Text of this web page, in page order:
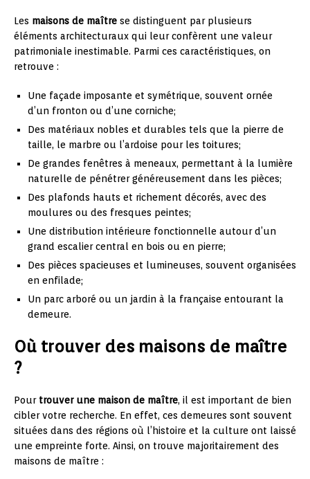
Les maisons de maître se distinguent par plusieurs
éléments architecturaux qui leur confèrent une valeur
patrimoniale inestimable. Parmi ces caractéristiques, on
retrouve :
Une façade imposante et symétrique, souvent ornée
d’un fronton ou d’une corniche;
Des matériaux nobles et durables tels que la pierre de
taille, le marbre ou l’ardoise pour les toitures;
De grandes fenêtres à meneaux, permettant à la lumière
naturelle de pénétrer généreusement dans les pièces;
Des plafonds hauts et richement décorés, avec des
moulures ou des fresques peintes;
Une distribution intérieure fonctionnelle autour d’un
grand escalier central en bois ou en pierre;
Des pièces spacieuses et lumineuses, souvent organisées
en enfilade;
Un parc arboré ou un jardin à la française entourant la
demeure.
Où trouver des maisons de maître
?
Pour trouver une maison de maître, il est important de bien
cibler votre recherche. En effet, ces demeures sont souvent
situées dans des régions où l’histoire et la culture ont laissé
une empreinte forte. Ainsi, on trouve majoritairement des
maisons de maître :